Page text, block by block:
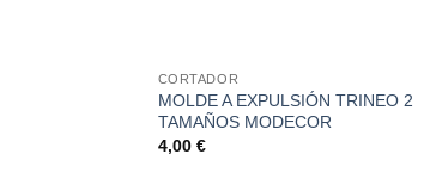
CORTADOR
MOLDE A EXPULSIÓN TRINEO 2
TAMAÑOS MODECOR
4,00 €